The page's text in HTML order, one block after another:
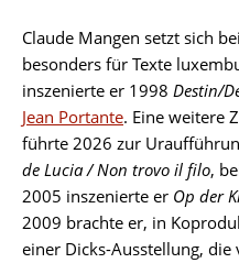
Claude Mangen setzt sich
besonders für Texte
inszenierte er 1998 Destin/
Jean Portante. Eine weitere
führte 2026 zur
de Lucia / Non trovo il filo,
2005 inszenierte er Op der
2009 brachte er, in
einer Dicks-Ausstellung,